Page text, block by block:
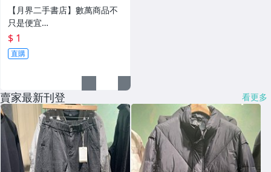
【月界二手書店】數萬商品不
只是便宜…
$ 1
直購
賣家最新刊登 看更多